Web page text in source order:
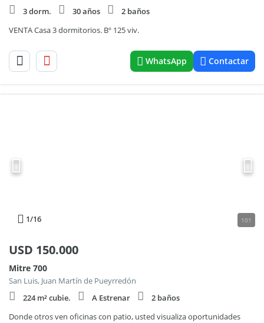
3 dorm.
30 años
2 baños
VENTA Casa 3 dormitorios. Bº 125 viv.
WhatsApp Contactar
1/16 101
USD 150.000
Mitre 700
San Luis, Juan Martín de Pueyrredón
224 m² cubie.
A Estrenar
2 baños
Donde otros ven oficinas con patio, usted visualiza oportunidades